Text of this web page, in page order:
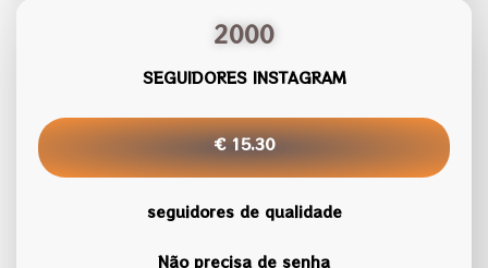
2000
SEGUIDORES INSTAGRAM
€ 15.30
seguidores de qualidade
Não precisa de senha